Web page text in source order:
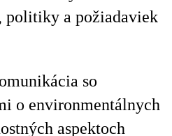
politiky a požiadaviek
so
o environmentálnych
aspektoch